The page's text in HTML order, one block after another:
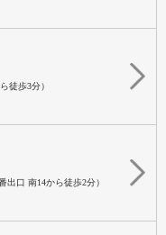
徒歩3分）
出口 南14から徒歩2分）